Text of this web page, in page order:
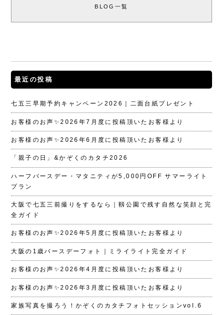
BLOG一覧
最近の投稿
七五三早期予約キャンペーン2026｜二面台紙プレゼント
お客様のお声✨2026年7月度に投稿頂いたお客様より
お客様のお声✨2026年6月度に投稿頂いたお客様より
「親子の日」&かぞくのカタチ2026
ハーフバースデー・マタニティが5,000円OFF サマーライト
プラン
大阪で七五三前撮りをするなら｜靱公園で残す自然な笑顔と完
全ガイド
お客様のお声✨2026年5月度に投稿頂いたお客様より
大阪の1歳バースデーフォト｜ミライライト完全ガイド
お客様のお声✨2026年4月度に投稿頂いたお客様より
お客様のお声✨2026年3月度に投稿頂いたお客様より
家族写真を撮ろう！かぞくのカタチフォトセッションvol.6